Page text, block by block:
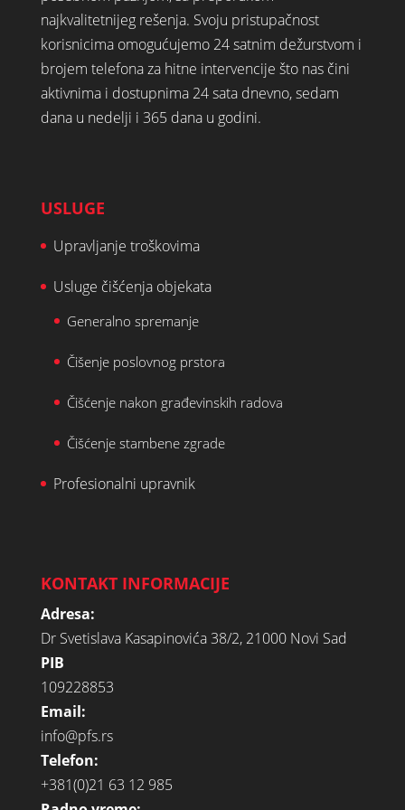
najkvalitetnijeg rešenja. Svoju pristupačnost
korisnicima omogućujemo 24 satnim dežurstvom i
brojem telefona za hitne intervencije što nas čini
aktivnima i dostupnima 24 sata dnevno, sedam
dana u nedelji i 365 dana u godini.
USLUGE
Upravljanje troškovima
Usluge čišćenja objekata
Generalno spremanje
Čišenje poslovnog prstora
Čišćenje nakon građevinskih radova
Čišćenje stambene zgrade
Profesionalni upravnik
KONTAKT INFORMACIJE
Adresa:
Dr Svetislava Kasapinovića 38/2, 21000 Novi Sad
PIB
109228853
Email:
info@pfs.rs
Telefon:
+381(0)21 63 12 985